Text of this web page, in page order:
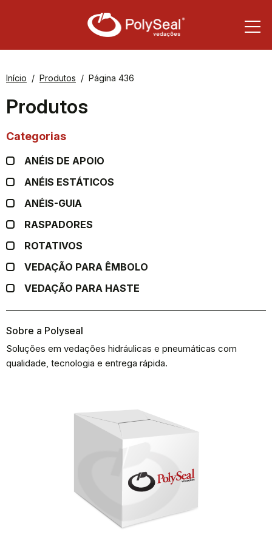
Início Produtos Página 436
Produtos
Categorias
ANÉIS DE APOIO
ANÉIS ESTÁTICOS
ANÉIS-GUIA
RASPADORES
ROTATIVOS
VEDAÇÃO PARA ÊMBOLO
VEDAÇÃO PARA HASTE
Sobre a Polyseal
Soluções em vedações hidráulicas e pneumáticas com
qualidade, tecnologia e entrega rápida.